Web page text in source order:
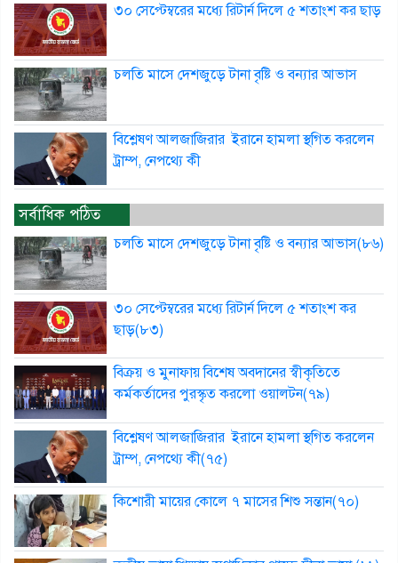
৩০ সেপ্টেম্বরের মধ্যে রিটার্ন দিলে ৫ শতাংশ কর ছাড়
চলতি মাসে দেশজুড়ে টানা বৃষ্টি ও বন্যার আভাস
বিশ্লেষণ আলজাজিরার ইরানে হামলা স্থগিত করলেন
ট্রাম্প, নেপথ্যে কী
সর্বাধিক পঠিত
চলতি মাসে দেশজুড়ে টানা বৃষ্টি ও বন্যার আভাস(৮৬)
৩০ সেপ্টেম্বরের মধ্যে রিটার্ন দিলে ৫ শতাংশ কর
ছাড়(৮৩)
বিক্রয় ও মুনাফায় বিশেষ অবদানের স্বীকৃতিতে
কর্মকর্তাদের পুরস্কৃত করলো ওয়ালটন(৭৯)
বিশ্লেষণ আলজাজিরার ইরানে হামলা স্থগিত করলেন
ট্রাম্প, নেপথ্যে কী(৭৫)
কিশোরী মায়ের কোলে ৭ মাসের শিশু সন্তান(৭০)